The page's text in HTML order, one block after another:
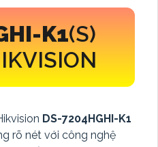
K1(S)
DS-7204HGHI-K1
rõ nét với công nghệ